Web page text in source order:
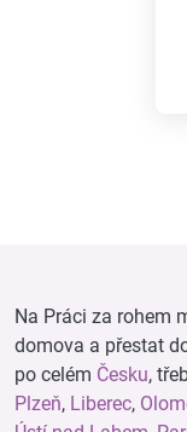
Na Práci za rohem
domova a přestat
po celém Česku,
Plzeň, Liberec,